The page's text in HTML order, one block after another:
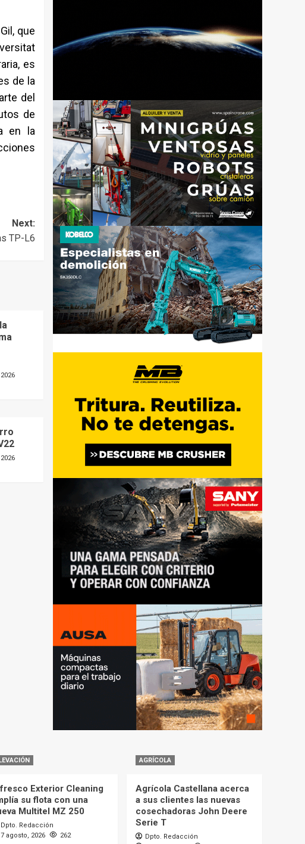
que
es
de la
del
de
en la
Next:
TP-L6
Exterior Cleaning
su flota con una
Multitel MZ 250
Dpto. Redacción
7 agosto, 2026
262
AGRÍCOLA
Agrícola Castellana acerca
a sus clientes las nuevas
cosechadoras John Deere
Serie T
Dpto. Redacción